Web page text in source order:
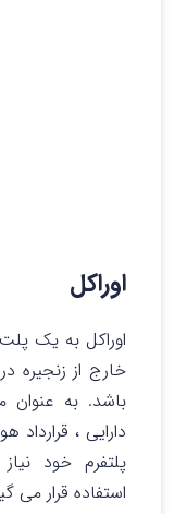
اوراکل
اوراکل به یک
خارج از زنجیره
باشد. به عنوان
دارایی ،
پلتفرم خود
استفاده قرار می